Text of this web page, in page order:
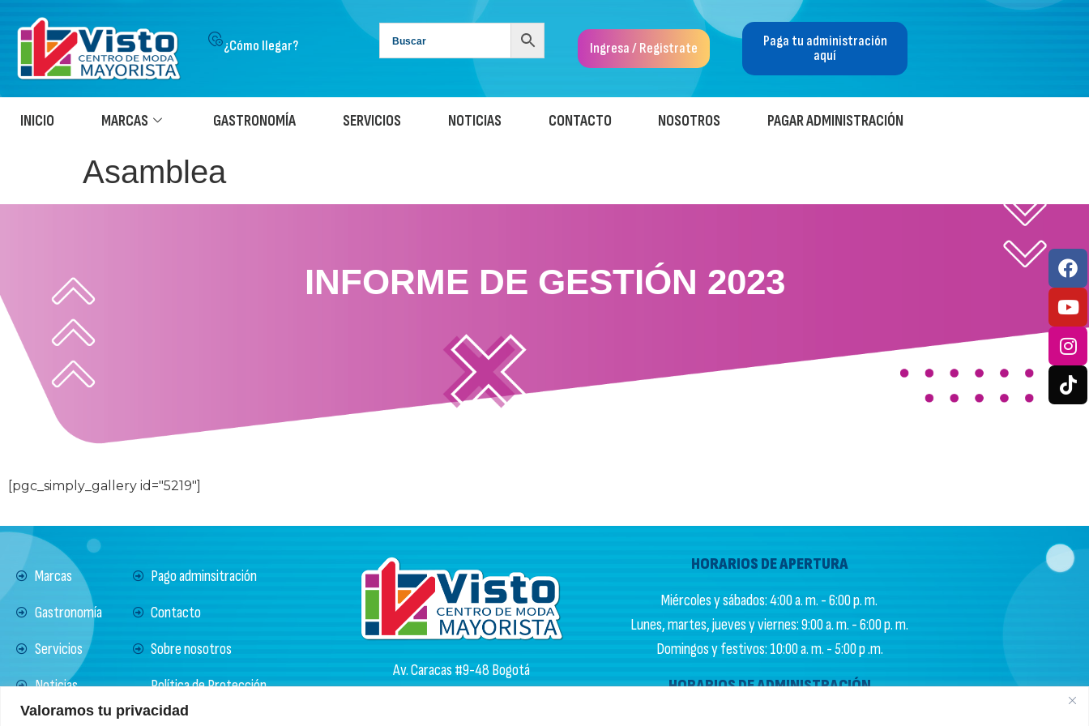
Valoramos tu privacidad
¿Cómo llegar? Ingresa / Registrate
Paga tu administración
aquí
INICIO MARCAS GASTRONOMÍA SERVICIOS NOTICIAS CONTACTO NOSOTROS PAGAR ADMINISTRACIÓN
Asamblea
INFORME DE GESTIÓN 2023
[pgc_simply_gallery id="5219"]
Marcas
Gastronomía
Servicios
Noticias
Pago adminsitración
Contacto
Sobre nosotros
Política de Protección
Tratamiento Datos
Av. Caracas #9-48 Bogotá
HORARIOS DE APERTURA
Miércoles y sábados: 4:00 a. m. - 6:00 p. m.
Lunes, martes, jueves y viernes: 9:00 a. m. - 6:00 p. m.
Domingos y festivos: 10:00 a. m. - 5:00 p .m.
HORARIOS DE ADMINISTRACIÓN